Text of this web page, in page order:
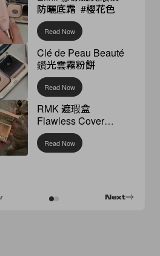
防曬底霜 #櫻花色
Read Now
Clé de Peau Beauté
鑽光雲霧粉餅
Read Now
RMK 遮瑕盒
Flawless Cover
Concealer
Read Now
Next